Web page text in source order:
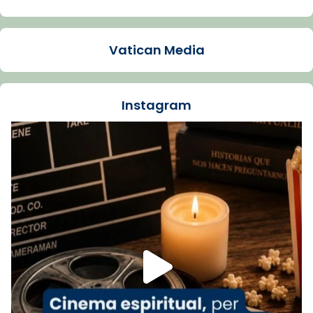
Arquebisbat de Barcelona
La Carmina va patir depressió. Fa gairebé
dos mesos, a l'Estadi Lluís Companys, la
Recupera l'entrevista comp
Vatican
tican News 👇
www.vaticannews.va/es/iglesia/news/2026-
07/carmina-historia-depresion-papa-viaje-
espana-testimoni...
Foto
View on Facebook · Share
Arquebisbat de Barcelona
2 weeks ago
Vatican Media
Instagram